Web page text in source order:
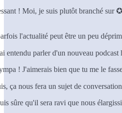
! Moi, je suis plutôt branché sur
l'actualité peut être un peu
entendu parler d'un nouveau
! J'aimerais bien que tu me le
ça nous fera un sujet de
sûre qu'il sera ravi que nous